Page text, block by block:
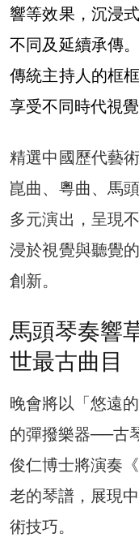
響等效果，沉浸
不同及延續承傳
傳統主持人的框
享受不同時代視
精選中國歷代藝
崑曲、粵曲、馬
多元演出，呈現
浸於視覺與聽覺
創新。
馬頭琴奏響
世最古曲目
晚會將以「悠遠
的彈撥樂器──古
俊仁博士將演奏
老的琴譜，展現
術技巧。